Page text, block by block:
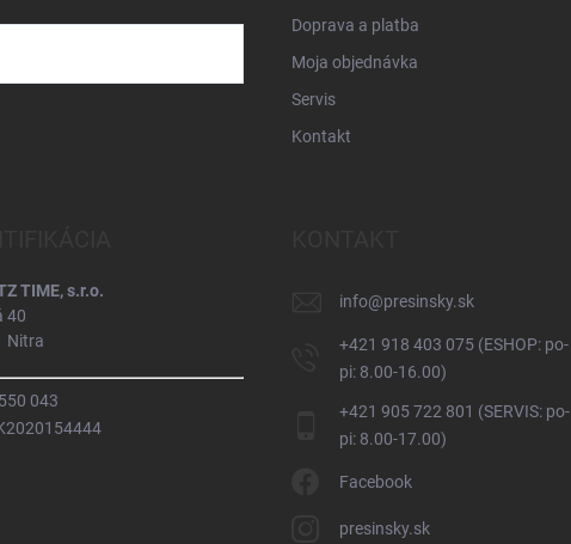
Doprava a platba
Moja objednávka
Servis
Kontakt
TIME, s.r.o.
40
Nitra
043
info@presinsky.sk
+421 918 403 075 (ESHOP: po-
pi: 8.00-16.00)
+421 905 722 801 (SERVIS: po-
pi: 8.00-17.00)
Facebook
presinsky.sk